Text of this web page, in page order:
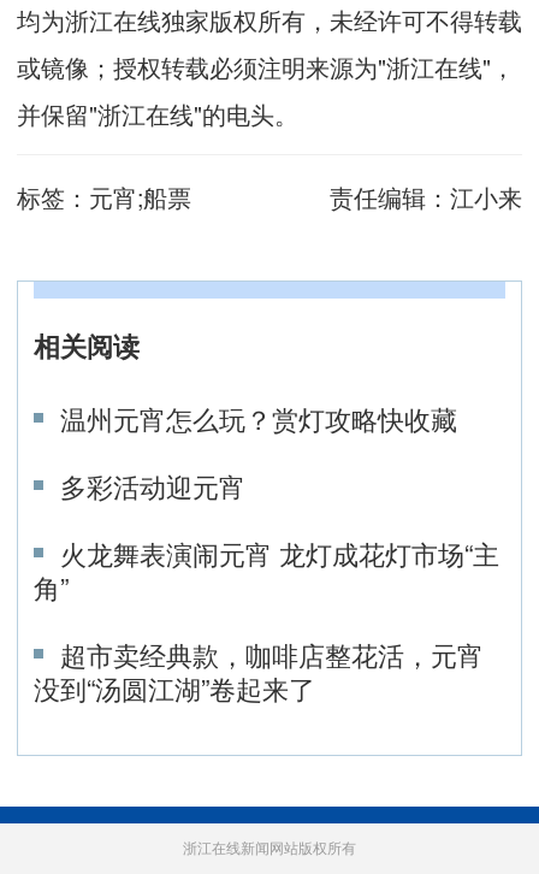
均为浙江在线独家版权所有，未经许可不得转载
或镜像；授权转载必须注明来源为"浙江在线"，
并保留"浙江在线"的电头。
标签： 元宵;船票 责任编辑： 江小来
相关阅读
温州元宵怎么玩？赏灯攻略快收藏
多彩活动迎元宵
火龙舞表演闹元宵 龙灯成花灯市场“主
角”
超市卖经典款，咖啡店整花活，元宵
没到“汤圆江湖”卷起来了
浙江在线新闻网站版权所有